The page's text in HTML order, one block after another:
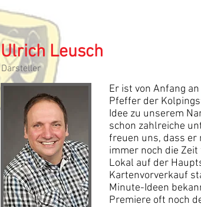
Ulrich Leusch
Er ist von Anfang
Pfeffer der
Idee zu unserem
schon zahlreiche
freuen uns, dass er
immer noch die
Lokal auf der
Kartenvorverkauf
Minute-Ideen
Premiere oft noch
Darsteller